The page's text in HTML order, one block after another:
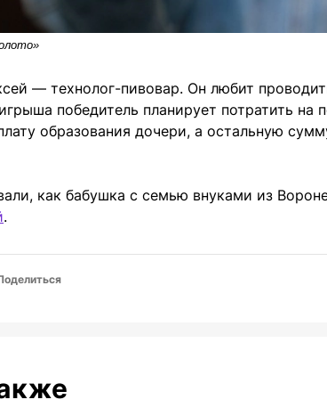
— технолог-пивовар. Он любит
победитель планирует потратить на
образования дочери, а остальную
как бабушка с семью внуками из
.